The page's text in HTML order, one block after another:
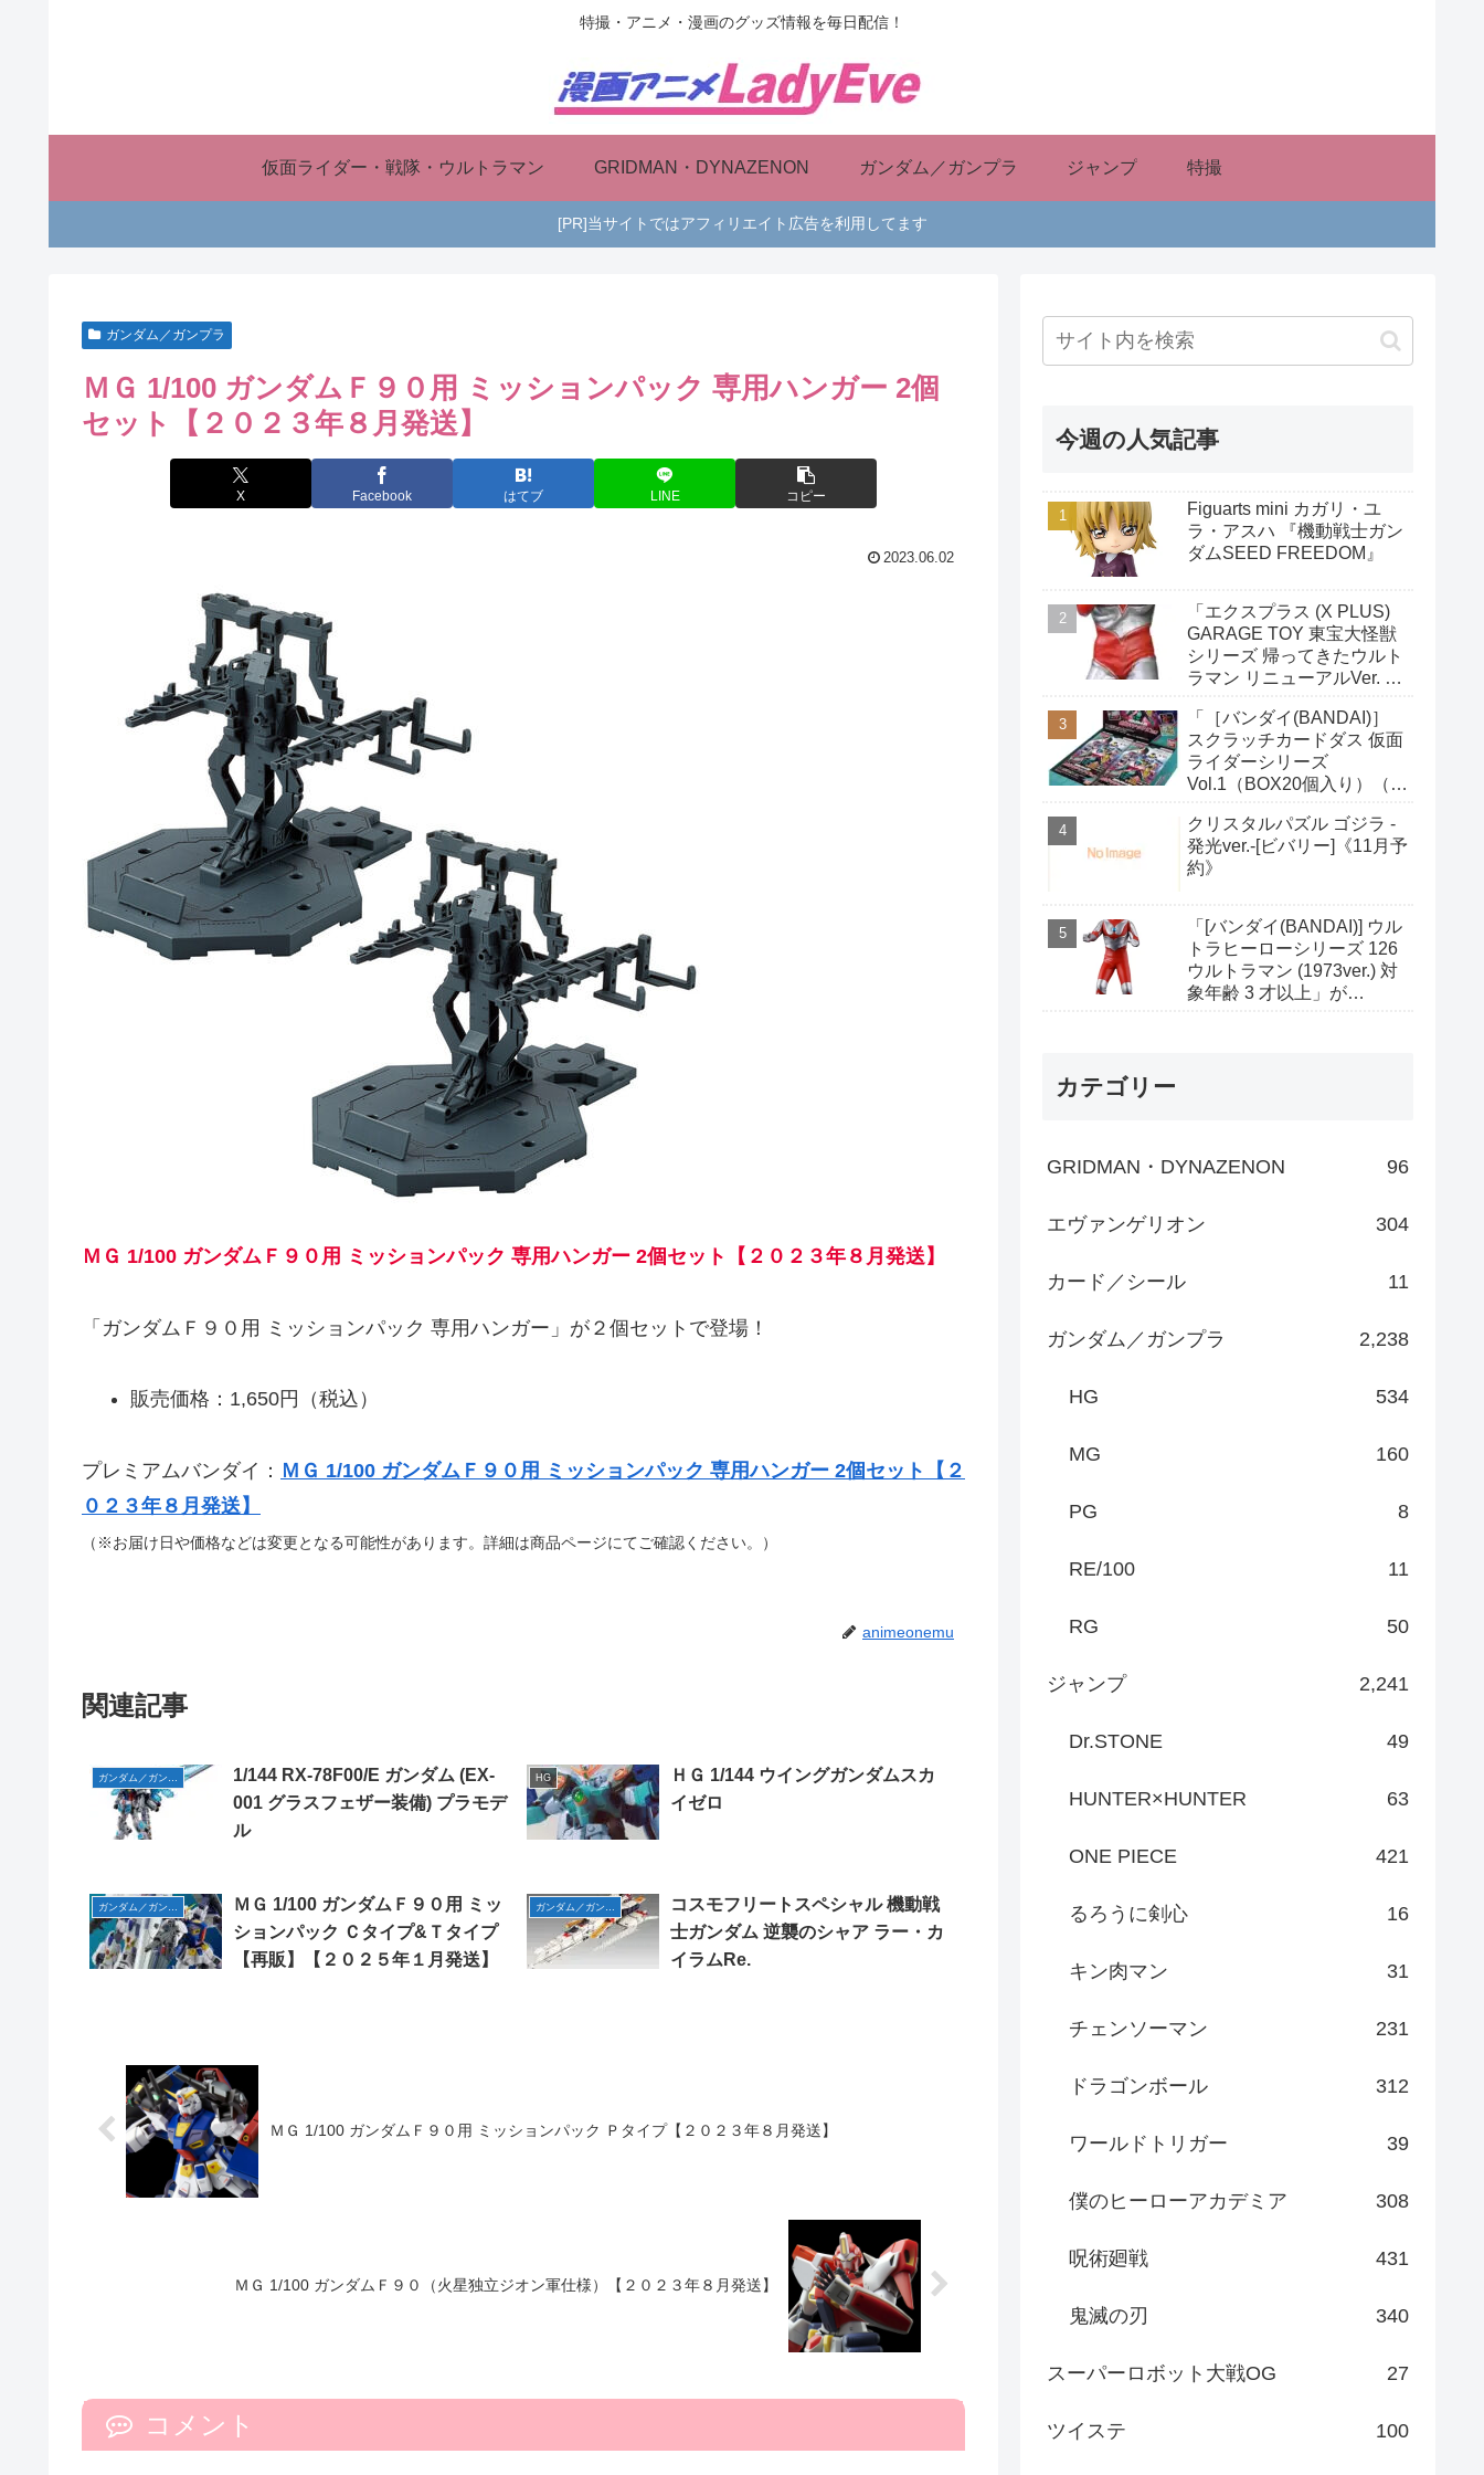
特撮・アニメ・漫画のグッズ情報を毎日配信！
仮面ライダー・戦隊・ウルトラマン GRIDMAN・DYNAZENON ガンダム／ガンプラ ジャンプ 特撮
[PR]当サイトではアフィリエイト広告を利用してます
ガンダム／ガンプラ
ＭＧ 1/100 ガンダムＦ９０用 ミッションパック 専用ハンガー 2個
セット【２０２３年８月発送】
X Facebook はてブ LINE コピー
2023.06.02
ＭＧ 1/100 ガンダムＦ９０用 ミッションパック 専用ハンガー 2個セット【２０２３年８月発送】
「ガンダムＦ９０用 ミッションパック 専用ハンガー」が２個セットで登場！
販売価格：1,650円（税込）
プレミアムバンダイ： ＭＧ 1/100 ガンダムＦ９０用 ミッションパック 専用ハンガー 2個セット【２
０２３年８月発送】
（※お届け日や価格などは変更となる可能性があります。詳細は商品ページにてご確認ください。）
animeonemu
関連記事
ガンダム／ガンプラ
1/144 RX-78F00/E ガンダム (EX-
001 グラスフェザー装備) プラモデ
ル
HG
ＨＧ 1/144 ウイングガンダムスカ
イゼロ
ガンダム／ガンプラ
ＭＧ 1/100 ガンダムＦ９０用 ミッ
ションパック Ｃタイプ&Ｔタイプ
【再販】【２０２５年１月発送】
ガンダム／ガンプラ
コスモフリートスペシャル 機動戦
士ガンダム 逆襲のシャア ラー・カ
イラムRe.
ＭＧ 1/100 ガンダムＦ９０用 ミッションパック Ｐタイプ【２０２３年８月発送】
ＭＧ 1/100 ガンダムＦ９０（火星独立ジオン軍仕様）【２０２３年８月発送】
コメント
今週の人気記事
Figuarts mini カガリ・ユ
ラ・アスハ 『機動戦士ガン
ダムSEED FREEDOM』
「エクスプラス (X PLUS)
GARAGE TOY 東宝大怪獣
シリーズ 帰ってきたウルト
ラマン リニューアルVer. 全
PVC製 塗装済み 完成品 フ
ィギュア」がAmazonで予
約開始
「［バンダイ(BANDAI)］
スクラッチカードダス 仮面
ライダーシリーズ
Vol.1（BOX20個入り）（初
枚付き）」がAmazonで予
約開始
クリスタルパズル ゴジラ -
発光ver.-[ビバリー]《11月予
約》
「[バンダイ(BANDAI)] ウル
トラヒーローシリーズ 126
ウルトラマン (1973ver.) 対
象年齢 3 才以上」が
カテゴリー
GRIDMAN・DYNAZENON 96
エヴァンゲリオン 304
カード／シール 11
ガンダム／ガンプラ 2,238
HG 534
MG 160
PG 8
RE/100 11
RG 50
ジャンプ 2,241
Dr.STONE 49
HUNTER×HUNTER 63
ONE PIECE 421
るろうに剣心 16
キン肉マン 31
チェンソーマン 231
ドラゴンボール 312
ワールドトリガー 39
僕のヒーローアカデミア 308
呪術廻戦 431
鬼滅の刃 340
スーパーロボット大戦OG 27
ツイステ 100